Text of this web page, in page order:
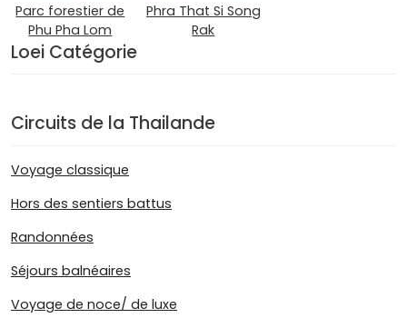
Parc forestier de
Phu Pha Lom
Phra That Si Song
Rak
Loei Catégorie
Circuits de la Thailande
Voyage classique
Hors des sentiers battus
Randonnées
Séjours balnéaires
Voyage de noce/ de luxe